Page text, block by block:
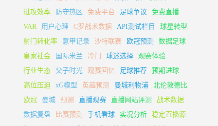
进攻效率
防守热区 免费平台 足球争议
免费直播
VAR
用户心理 C罗战术数据 API测试栏目
球星转型
射门转化率
意甲记录 沙特联赛 欧冠预测
数据足球
皇家社会
国际米兰 冷门 球迷选择
观赛体验
行业生态
父子时光 观赛回忆 足球推荐
预期进球
高位压迫
xG模型 英超预测 曼城利物浦
北伦敦德比
欧冠
曼城 预测 直播观赛 直播网站评测
战术数据
数据复盘
比赛预测 手机看球 实况分析
稳定直播源